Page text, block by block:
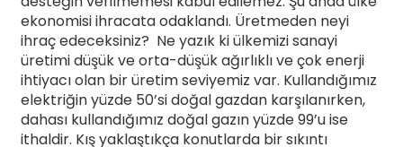
ekonomisi ihracata odaklandı. Üretmeden neyi
ihraç edeceksiniz? Ne yazık ki ülkemizi sanayi
üretimi düşük ve orta-düşük ağırlıklı ve çok enerji
ihtiyacı olan bir üretim seviyemiz var. Kullandığımız
elektriğin yüzde 50’si doğal gazdan karşılanırken,
dahası kullandığımız doğal gazın yüzde 99’u ise
ithaldir. Kış yaklaştıkça konutlarda bir sıkıntı